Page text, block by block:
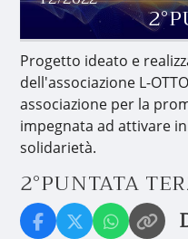
Progetto ideato e
dell'associazione L-
associazione per la
impegnata ad attivare
solidarietà.
2°PUNTATA